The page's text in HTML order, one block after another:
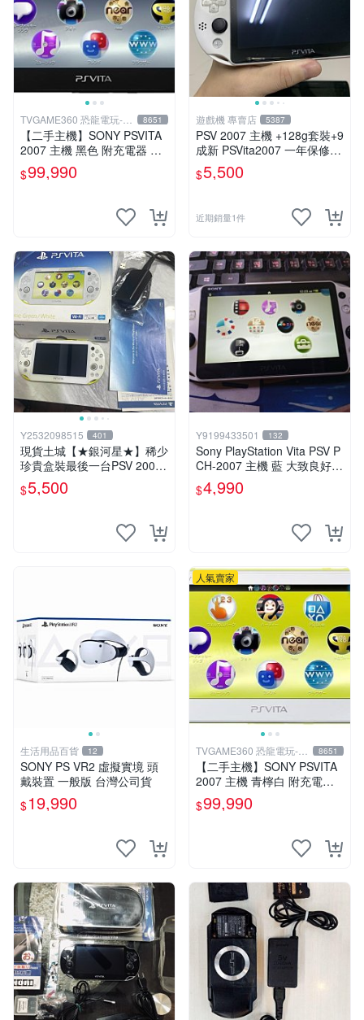
TVGAME360 恐龍電玩-台
中店
8651
【二手主機】SONY PSVITA
2007 主機 黑色 附充電器 US
B傳輸線 PS VITA PSV 無盒
裝
$99,990
遊戲機 專賣店 5387
PSV 2007 主機 +128g套裝+9
成新 PSVita2007 一年保修
遊戲機 以改 變革
$5,500
近期銷量1件
Y2532098515 401
現貨土城【★銀河星★】稀少
珍貴盒裝最後一台PSV 2000
主機.PSV2000 品質保證日版
可轉換中文
$5,500
Y9199433501 132
Sony PlayStation Vita PSV P
CH-2007 主機 藍 大致良好
送絕版YAMATO保殼
$4,990
生活用品百貨 12
SONY PS VR2 虛擬實境 頭
戴裝置 一般版 台灣公司貨
$19,990
人氣賣家
TVGAME360 恐龍電玩-台
中店
8651
【二手主機】SONY PSVITA
2007 主機 青檸白 附充電器
USB傳輸線 PS VITA PSV 台
中恐龍電玩
$99,990